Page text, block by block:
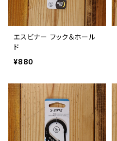
エスビナー フック＆ホール
ド
¥880